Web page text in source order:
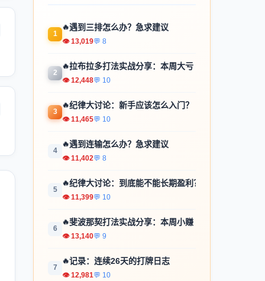
1
🔥遇到三排怎么办？急求建议
👁 13,019💬 8
2
🔥拉布拉多打法实战分享：本周大亏
👁 12,448💬 10
3
🔥纪律大讨论：新手应该怎么入门？
👁 11,465💬 10
4
🔥遇到连输怎么办？急求建议
👁 11,402💬 8
5
🔥纪律大讨论：到底能不能长期盈利？
👁 11,399💬 10
6
🔥斐波那契打法实战分享：本周小赚
👁 13,140💬 9
7
🔥记录：连续26天的打牌日志
👁 12,981💬 10